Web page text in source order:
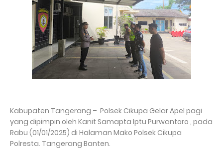
Kabupaten Tangerang – Polsek Cikupa Gelar Apel pagi
yang dipimpin oleh Kanit Samapta Iptu Purwantoro , pada
Rabu (01/01/2025) di Halaman Mako Polsek Cikupa
Polresta. Tangerang Banten.